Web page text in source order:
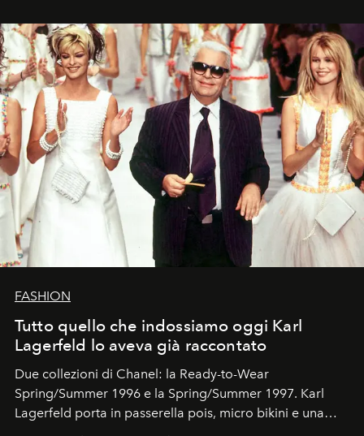
FASHION
Tutto quello che indossiamo oggi Karl
Lagerfeld lo aveva già raccontato
Due collezioni di Chanel: la Ready-to-Wear
Spring/Summer 1996 e la Spring/Summer 1997. Karl
Lagerfeld porta in passerella pois, micro bikini e una
logomania pensata per la spiaggia